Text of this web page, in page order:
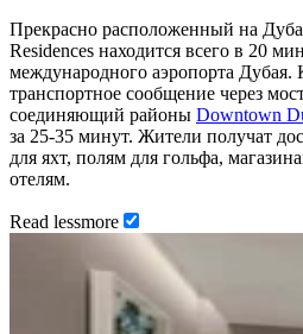
Прекрасно расположенный на
Residences находится всего в 20
международного аэропорта Дубая.
транспортное сообщение через
соединяющий районы Downtown
за 25-35 минут. Жители получат
для яхт, полям для гольфа,
отелям.
Read lessmore